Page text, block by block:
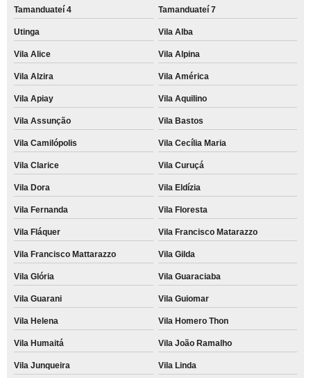
Tamanduateí 4 Tamanduateí 7
Utinga Vila Alba
Vila Alice Vila Alpina
Vila Alzira Vila América
Vila Apiay Vila Aquilino
Vila Assunção Vila Bastos
Vila Camilópolis Vila Cecília Maria
Vila Clarice Vila Curuçá
Vila Dora Vila Eldízia
Vila Fernanda Vila Floresta
Vila Fláquer Vila Francisco Matarazzo
Vila Francisco Mattarazzo Vila Gilda
Vila Glória Vila Guaraciaba
Vila Guarani Vila Guiomar
Vila Helena Vila Homero Thon
Vila Humaitá Vila João Ramalho
Vila Junqueira Vila Linda